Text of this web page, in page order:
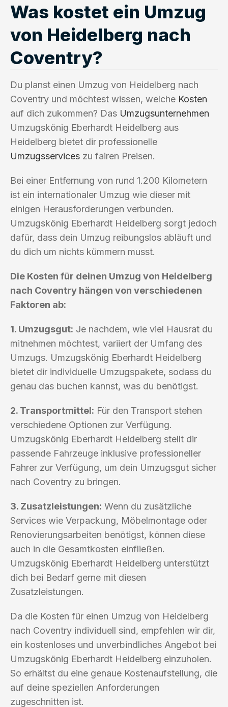
Was kostet ein Umzug
von Heidelberg nach
Coventry?
Du planst einen Umzug von Heidelberg nach
Coventry und möchtest wissen, welche Kosten
auf dich zukommen? Das Umzugsunternehmen
Umzugskönig Eberhardt Heidelberg aus
Heidelberg bietet dir professionelle
Umzugsservices zu fairen Preisen.
Bei einer Entfernung von rund 1.200 Kilometern
ist ein internationaler Umzug wie dieser mit
einigen Herausforderungen verbunden.
Umzugskönig Eberhardt Heidelberg sorgt jedoch
dafür, dass dein Umzug reibungslos abläuft und
du dich um nichts kümmern musst.
Die Kosten für deinen Umzug von Heidelberg
nach Coventry hängen von verschiedenen
Faktoren ab:
1. Umzugsgut: Je nachdem, wie viel Hausrat du
mitnehmen möchtest, variiert der Umfang des
Umzugs. Umzugskönig Eberhardt Heidelberg
bietet dir individuelle Umzugspakete, sodass du
genau das buchen kannst, was du benötigst.
2. Transportmittel: Für den Transport stehen
verschiedene Optionen zur Verfügung.
Umzugskönig Eberhardt Heidelberg stellt dir
passende Fahrzeuge inklusive professioneller
Fahrer zur Verfügung, um dein Umzugsgut sicher
nach Coventry zu bringen.
3. Zusatzleistungen: Wenn du zusätzliche
Services wie Verpackung, Möbelmontage oder
Renovierungsarbeiten benötigst, können diese
auch in die Gesamtkosten einfließen.
Umzugskönig Eberhardt Heidelberg unterstützt
dich bei Bedarf gerne mit diesen
Zusatzleistungen.
Da die Kosten für einen Umzug von Heidelberg
nach Coventry individuell sind, empfehlen wir dir,
ein kostenloses und unverbindliches Angebot bei
Umzugskönig Eberhardt Heidelberg einzuholen.
So erhältst du eine genaue Kostenaufstellung, die
auf deine speziellen Anforderungen
zugeschnitten ist.